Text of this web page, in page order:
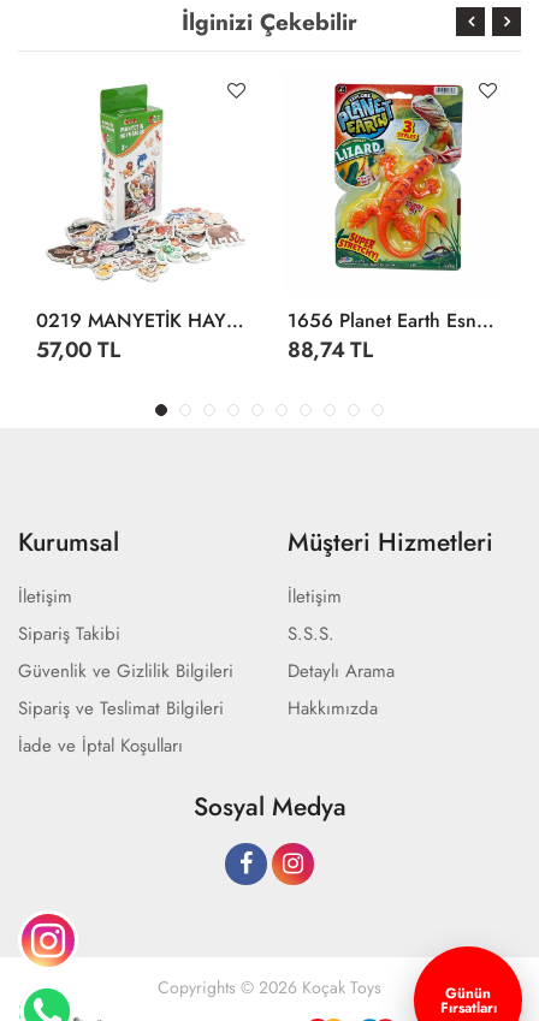
İlginizi Çekebilir
0219 MANYETİK HAYVANLAR
57,00 TL
1656 Planet Earth Esnek Hayvanlar -Sunman
88,74 TL
Kurumsal
İletişim
Sipariş Takibi
Güvenlik ve Gizlilik Bilgileri
Sipariş ve Teslimat Bilgileri
İade ve İptal Koşulları
Müşteri Hizmetleri
İletişim
S.S.S.
Detaylı Arama
Hakkımızda
Sosyal Medya
Copyrights © 2026 Koçak Toys Günün
Fırsatları